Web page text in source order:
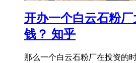
开办一个白云石粉
钱？ 知乎
那么一个白云石粉厂在投资的